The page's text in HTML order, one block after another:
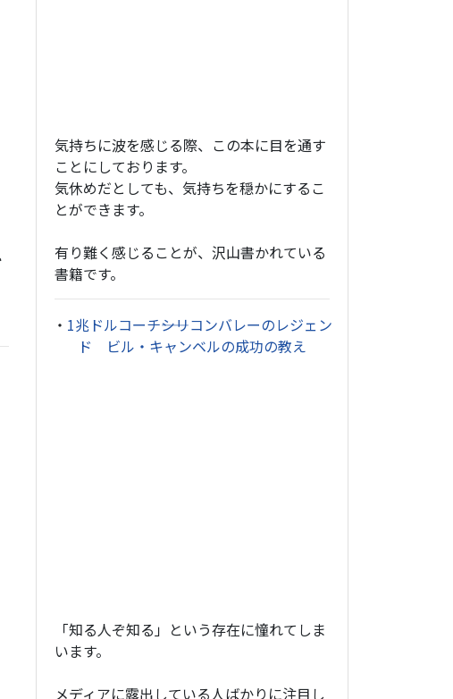
気持ちに波を感じる際、この本に目を通す
ことにしております。
気休めだとしても、気持ちを穏かにするこ
とができます。
有り難く感じることが、沢山書かれている
書籍です。
・ 1兆ドルコーチ――シリコンバレーのレジェン
ド ビル・キャンベルの成功の教え
「知る人ぞ知る」という存在に憧れてしま
います。
メディアに露出している人ばかりに注目し